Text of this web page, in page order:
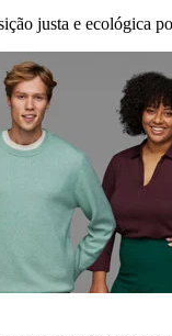
justa e ecológica